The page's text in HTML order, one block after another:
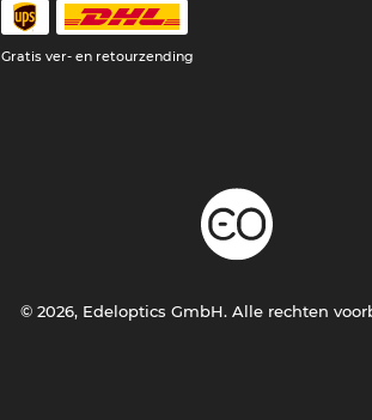
Gratis ver- en retourzending
© 2026, Edeloptics GmbH. Alle rechten